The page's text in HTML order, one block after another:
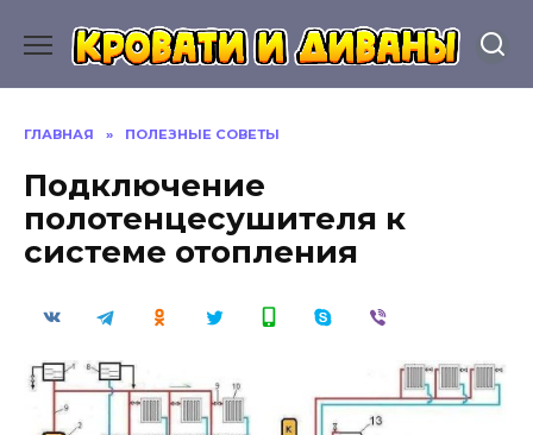
содержанию
ГЛАВНАЯ » ПОЛЕЗНЫЕ СОВЕТЫ
Подключение
полотенцесушителя к
системе отопления